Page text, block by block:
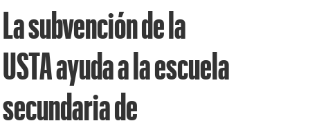
La subvención de la
USTA ayuda a la escuela
secundaria de